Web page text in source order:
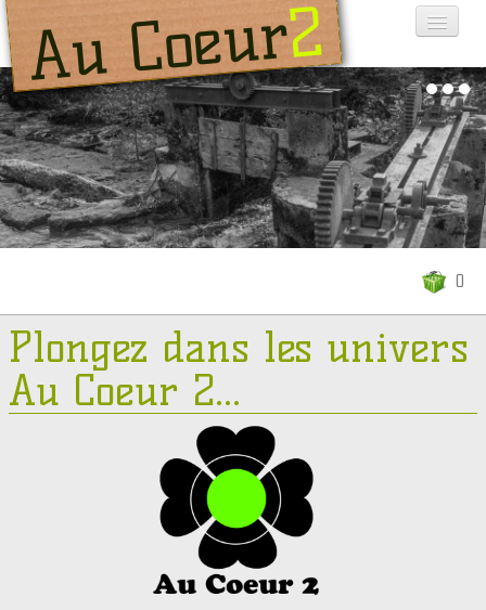
Au Coeur2
ACCUEIL
CONTACT
A PROPOS
0
Plongez dans les univers
Au Coeur 2...